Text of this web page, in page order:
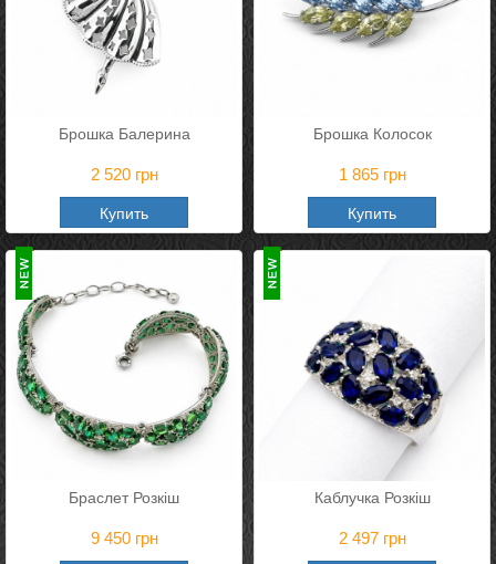
Брошка Балерина
2 520грн
Купить
Брошка Колосок
1 865грн
Купить
Браслет Розкіш
9 450грн
Каблучка Розкіш
2 497грн